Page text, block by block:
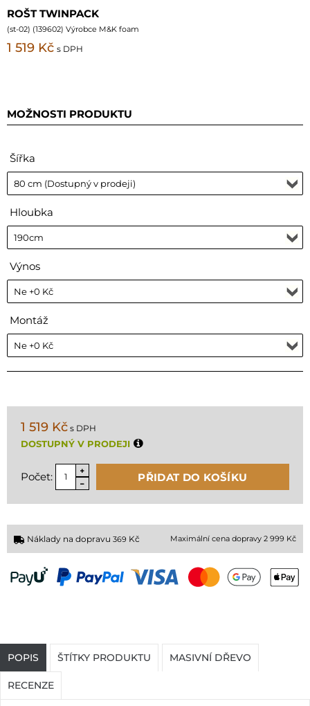
ROŠT TWINPACK
(st-02) (139602) Výrobce M&K foam
1 519 Kč s DPH
MOŽNOSTI PRODUKTU
Šířka
Hloubka
Výnos
Montáž
1 519 Kč s DPH
DOSTUPNÝ V PRODEJI
Počet: PŘIDAT DO KOŠÍKU
Náklady na dopravu 369 Kč Maximální cena dopravy 2 999 Kč
POPIS ŠTÍTKY PRODUKTU MASIVNÍ DŘEVO
RECENZE